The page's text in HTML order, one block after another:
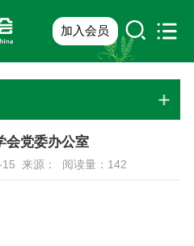
加入会员
会党委办公室
来源： 阅读量： 142